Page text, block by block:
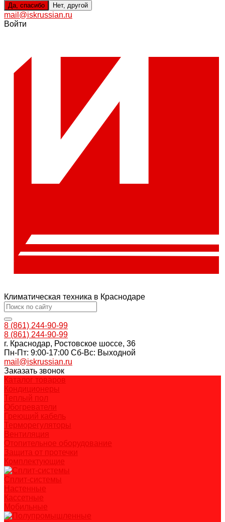
Да, спасибо Нет, другой
mail@iskrussian.ru
Войти
Климатическая техника в Краснодаре
8 (861) 244-90-99
8 (861) 244-90-99
г. Краснодар, Ростовское шоссе, 36
Пн-Пт: 9:00-17:00 Cб-Вс: Выходной
mail@iskrussian.ru
Заказать звонок
Каталог товаров
Кондиционеры
Теплый пол
Обогреватели
Греющий кабель
Терморегуляторы
Вентиляция
Отопительное оборудование
Защита от протечки
Комплектующие
Сплит-системы
Настенные
Кассетные
Мобильные